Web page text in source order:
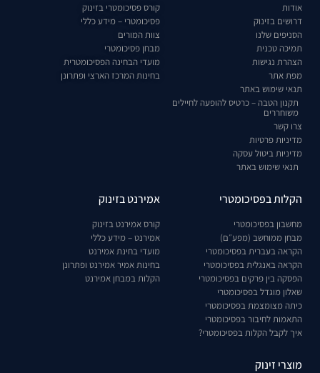
אודות
דרושים בזינוק
הסניפים שלנו
תמיכה טכנית
הצהרת נגישות
מפת אתר
תנאי שימוש באתר
תקנון הטבה – כרטיס להופעה לחיילים
משוחררים
צרו קשר
מדיניות פרטיות
מדיניות ביטול עסקה
תנאי שימוש באתר
קורס פסיכומטרי בזינוק
פסיכומטרי – מידע כללי
צוות המורים
מבחן פסיכומטרי
מועדי הבחינה הפסיכומטרית
בחינות המרכז הארצי ופתרונן
הקלות בפסיכומטרי
מחשבון בפסיכומטרי
מבחן ממוחשב (מפע״ם)
הקראה בעברית בפסיכומטרי
הקראה באנגלית בפסיכומטרי
הפסקה בין פרקים בפסיכומטרי
שאלון מוגדל בפסיכומטרי
כיתה מצומצמת בפסיכומטרי
התאמות לחיבור בפסיכומטרי
איך לקבל הקלות בפסיכומטרי?
אמירנט בזינוק
קורס אמירנט בזינוק
אמירנט – מידע כללי
מועדי בחינת אמירנט
בחינות אמיר אמירנט ופתרונן
הקלות במבחן אמירנט
מוצרי זינוק